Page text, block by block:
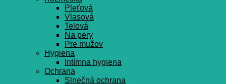
Pleťová
Vlasová
Telová
Na pery
Pre mužov
Hygiena
Intímna hygiena
Ochrana
Slnečná ochrana